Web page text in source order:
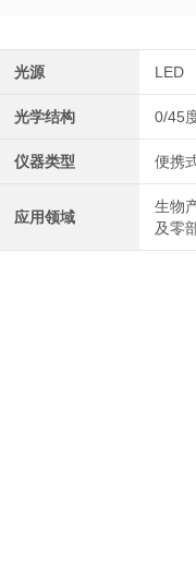
光源 LED
光学结构 0/45
仪器类型 便携
应用领域
生物
及零